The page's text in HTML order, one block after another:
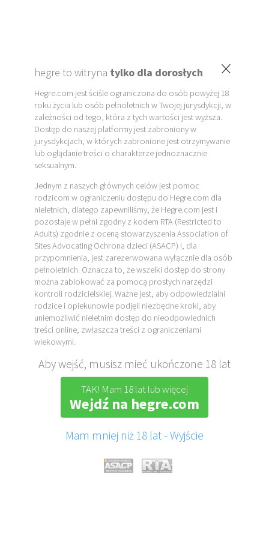
×
hegre to witryna tylko dla dorosłych
Hegre.com jest ściśle ograniczona do osób powyżej 18
roku życia lub osób pełnoletnich w Twojej jurysdykcji, w
zależności od tego, która z tych wartości jest wyższa.
Dostęp do naszej platformy jest zabroniony w
jurysdykcjach, w których zabronione jest otrzymywanie
lub oglądanie treści o charakterze jednoznacznie
seksualnym.
Jednym z naszych głównych celów jest pomoc
rodzicom w ograniczeniu dostępu do Hegre.com dla
nieletnich, dlatego zapewniliśmy, że Hegre.com jest i
pozostaje w pełni zgodny z kodem RTA (Restricted to
Adults) zgodnie z oceną stowarzyszenia Association of
Sites Advocating Ochrona dzieci (ASACP) i, dla
przypomnienia, jest zarezerwowana wyłącznie dla osób
pełnoletnich. Oznacza to, że wszelki dostęp do strony
można zablokować za pomocą prostych narzędzi
kontroli rodzicielskiej. Ważne jest, aby odpowiedzialni
rodzice i opiekunowie podjęli niezbędne kroki, aby
uniemożliwić nieletnim dostęp do nieodpowiednich
treści online, zwłaszcza treści z ograniczeniami
wiekowymi.
Aby wejść, musisz mieć ukończone 18 lat
TAK! Mam 18 lat lub więcej
Wejdź na hegre.com
Mam mniej niż 18 lat - Wyjście